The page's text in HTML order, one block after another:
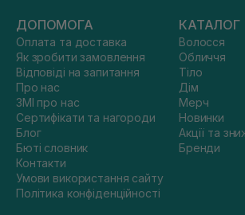
ДОПОМОГА
Оплата та доставка
Як зробити замовлення
Відповіді на запитання
Про нас
ЗМІ про нас
Сертифікати та нагороди
Блог
Бюті словник
Контакти
Умови використання сайту
Політика конфіденційності
КАТАЛОГ
Волосся
Обличчя
Тіло
Дім
Мерч
Новинки
Акції та
Бренди